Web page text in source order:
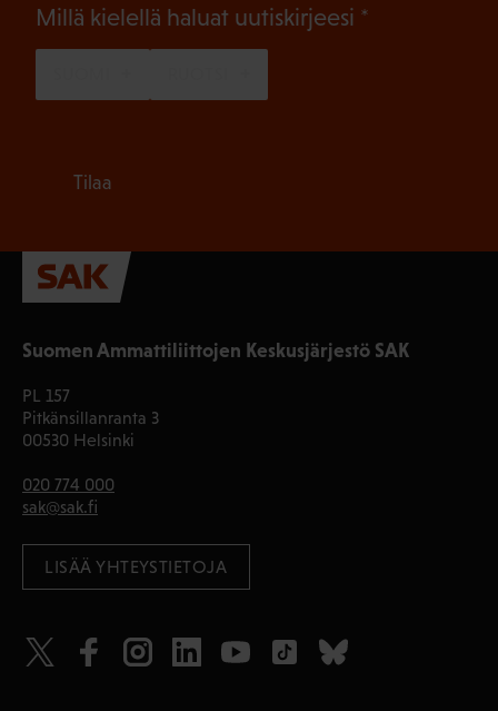
Suomen Ammattiliittojen Keskusjärjestö SAK
PL 157
Pitkänsillanranta 3
00530 Helsinki
020 774 000
sak@sak.fi
LISÄÄ YHTEYSTIETOJA
Millä kielellä haluat uutiskirjeesi (Pakollinen)
Tilaa